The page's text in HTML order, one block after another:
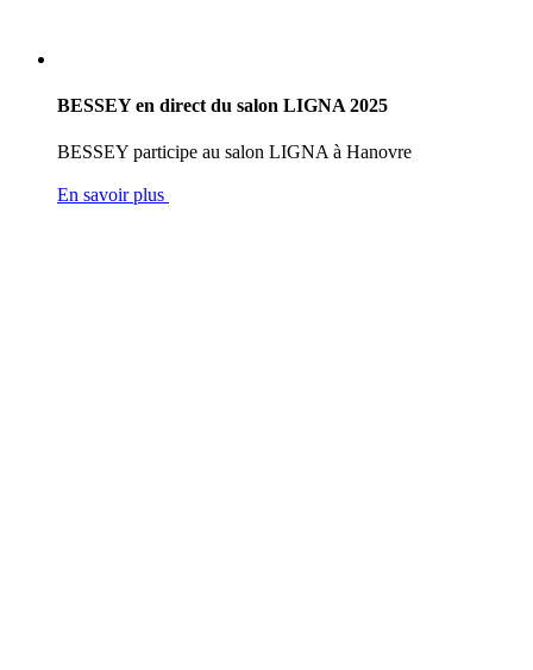
BESSEY en direct du salon LIGNA 2025
BESSEY participe au salon LIGNA à Hanovre
En savoir plus